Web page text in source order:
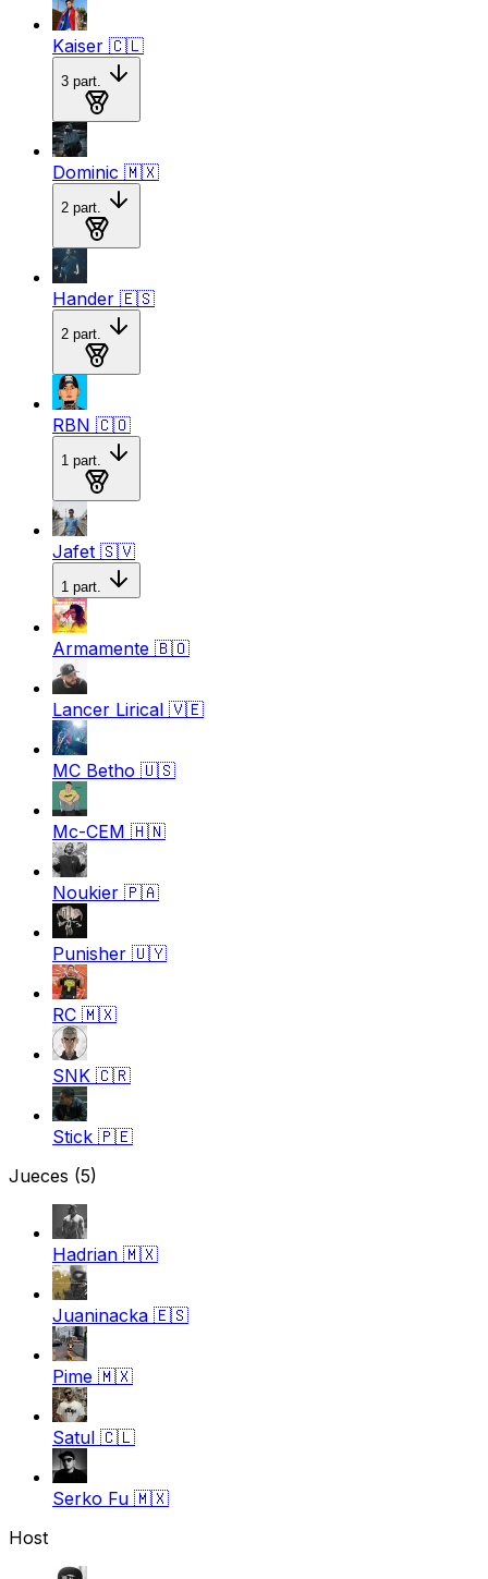
Kaiser 🇨🇱
3 part.
Medalla de oro
Dominic 🇲🇽
2 part.
Medalla de oro
Hander 🇪🇸
2 part.
Medalla de plata
RBN 🇨🇴
1 part.
Medalla de plata
Jafet 🇸🇻
1 part.
Armamente 🇧🇴
Lancer Lirical 🇻🇪
MC Betho 🇺🇸
Mc-CEM 🇭🇳
Noukier 🇵🇦
Punisher 🇺🇾
RC 🇲🇽
SNK 🇨🇷
Stick 🇵🇪
Jueces (5)
Hadrian 🇲🇽
Juaninacka 🇪🇸
Pime 🇲🇽
Satul 🇨🇱
Serko Fu 🇲🇽
Host